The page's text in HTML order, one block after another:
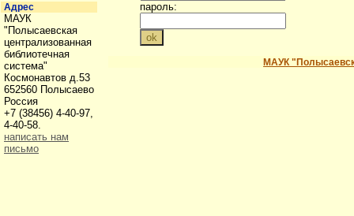
пароль:
МАУК
Адрес
МАУК
"Полысаевская
централизованная
библиотечная
система"
Космонавтов д.53
652560 Полысаево
Россия
+7 (38456) 4-40-97,
4-40-58.
написать нам
письмо